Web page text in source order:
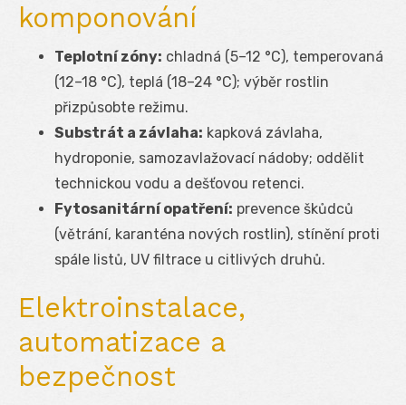
komponování
Teplotní zóny: chladná (5–12 °C), temperovaná
(12–18 °C), teplá (18–24 °C); výběr rostlin
přizpůsobte režimu.
Substrát a závlaha: kapková závlaha,
hydroponie, samozavlažovací nádoby; oddělit
technickou vodu a dešťovou retenci.
Fytosanitární opatření: prevence škůdců
(větrání, karanténa nových rostlin), stínění proti
spále listů, UV filtrace u citlivých druhů.
Elektroinstalace,
automatizace a
bezpečnost